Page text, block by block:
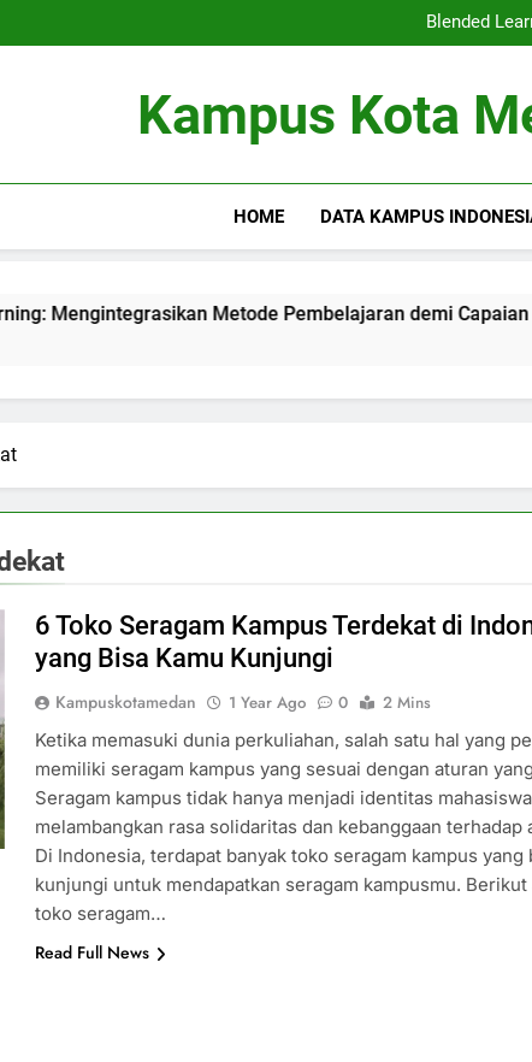
Blended
Blended
Kampus Kota
HOME DATA KAMPUS
Metode Pembelajaran demi Capaian Optimal
6 Toko Seragam Kampus Terdekat di
yang Bisa Kamu Kunjungi
Kampuskotamedan 1 Year Ago 0
2 Mins
Ketika memasuki dunia perkuliahan, salah satu hal yang
memiliki seragam kampus yang sesuai dengan aturan
Seragam kampus tidak hanya menjadi identitas
melambangkan rasa solidaritas dan kebanggaan terhadap
Di Indonesia, terdapat banyak toko seragam kampus yang
kunjungi untuk mendapatkan seragam kampusmu. Berikut
toko seragam…
Read Full News